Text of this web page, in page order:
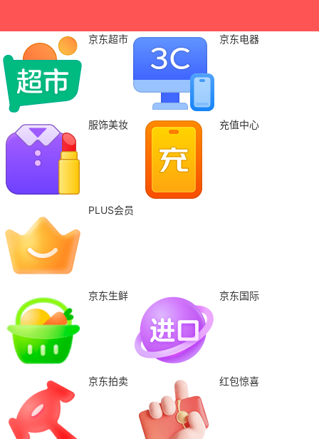
京东超市 京东电器
服饰美妆 充值中心
PLUS会员
京东生鲜 京东国际
京东拍卖 红包惊喜